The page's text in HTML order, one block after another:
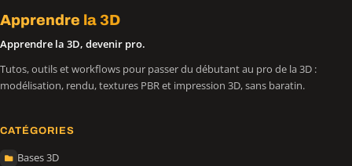
Apprendre la 3D
Apprendre la 3D, devenir pro.
Tutos, outils et workflows pour passer du débutant au pro de la 3D :
modélisation, rendu, textures PBR et impression 3D, sans baratin.
CATÉGORIES
Bases 3D